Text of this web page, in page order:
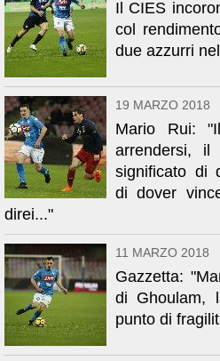
Il CIES
col
due azzurri
19 MARZO 2018
Mario Rui:
arrendersi, il
significato di
di dover
direi..."
11 MARZO 2018
Gazzetta:
di Ghoulam,
punto di